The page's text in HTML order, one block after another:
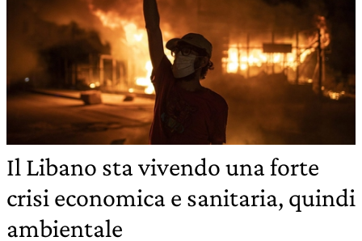
Il Libano sta vivendo una forte
crisi economica e sanitaria, quindi
ambientale